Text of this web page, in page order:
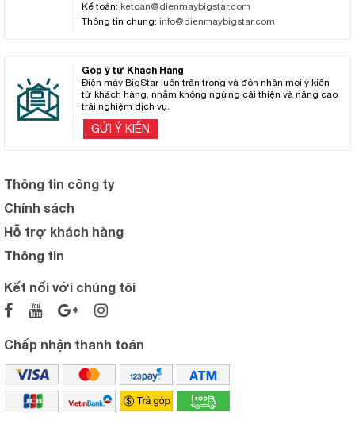
Kế toán: ketoan@dienmaybigstar.com
Thông tin chung: info@dienmaybigstar.com
Góp ý từ Khách Hàng
Điện máy BigStar luôn trân trọng và đón nhận mọi ý kiến
từ khách hàng, nhằm không ngừng cải thiện và nâng cao
trải nghiệm dịch vụ.
GỬI Ý KIẾN
Thông tin công ty
Chính sách
Hỗ trợ khách hàng
Thông tin
Kết nối với chúng tôi
Chấp nhận thanh toán